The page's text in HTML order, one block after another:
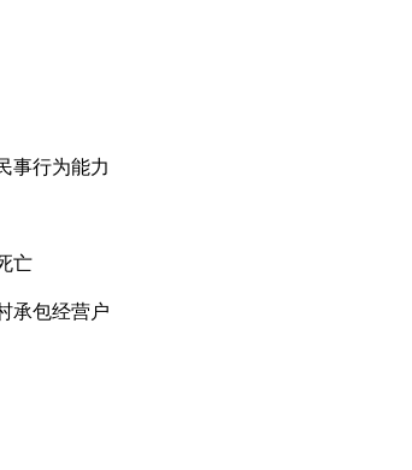
行为能力
亡
包经营户